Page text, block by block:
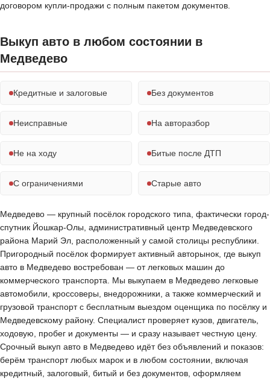
договором купли-продажи с полным пакетом документов.
Выкуп авто в любом состоянии в
Медведево
Кредитные и залоговые Без документов
Неисправные На авторазбор
Не на ходу Битые после ДТП
С ограничениями Старые авто
Медведево — крупный посёлок городского типа, фактически город-
спутник Йошкар-Олы, административный центр Медведевского
района Марий Эл, расположенный у самой столицы республики.
Пригородный посёлок формирует активный авторынок, где выкуп
авто в Медведево востребован — от легковых машин до
коммерческого транспорта. Мы выкупаем в Медведево легковые
автомобили, кроссоверы, внедорожники, а также коммерческий и
грузовой транспорт с бесплатным выездом оценщика по посёлку и
Медведевскому району. Специалист проверяет кузов, двигатель,
ходовую, пробег и документы — и сразу называет честную цену.
Срочный выкуп авто в Медведево идёт без объявлений и показов:
берём транспорт любых марок и в любом состоянии, включая
кредитный, залоговый, битый и без документов, оформляем